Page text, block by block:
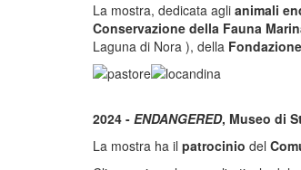
La mostra, dedicata agli animali
Conservazione della Fauna
Laguna di Nora ), della
2024 - ENDANGERED, Museo di
La mostra ha il patrocinio del